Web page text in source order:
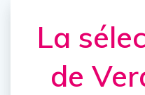
La
de